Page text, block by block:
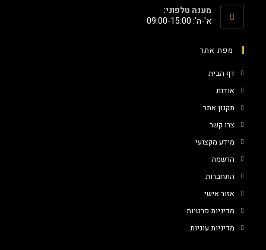
מענה טלפוני:
א'-ה': 09:00-15:00
מפת אתר
דף הבית
אודות
תקנון אתר
צרו קשר
מידע מקצועי
הרשמה
התחברות
אזור אישי
מדיניות פרטיות
מדיניות עוגיות